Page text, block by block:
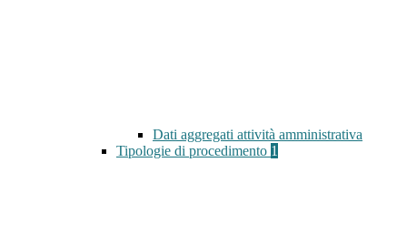
Dati aggregati attività amministrativa
Tipologie di procedimento 1